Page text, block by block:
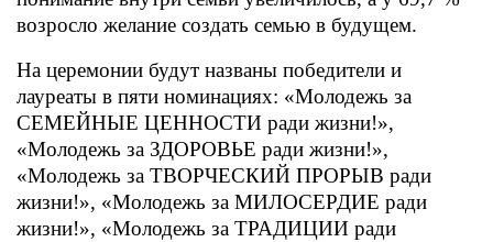
возросло желание создать семью в будущем.
На церемонии будут названы победители и
лауреаты в пяти номинациях: «Молодежь за
СЕМЕЙНЫЕ ЦЕННОСТИ ради жизни!»,
«Молодежь за ЗДОРОВЬЕ ради жизни!»,
«Молодежь за ТВОРЧЕСКИЙ ПРОРЫВ ради
жизни!», «Молодежь за МИЛОСЕРДИЕ ради
жизни!», «Молодежь за ТРАДИЦИИ ради